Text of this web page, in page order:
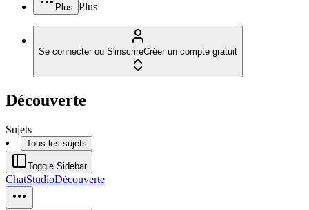
Plus Plus
Se connecter ou S'inscrireCréer un compte gratuit
Découverte
Sujets
Tous les sujets
Toggle Sidebar
ChatStudioDécouverte